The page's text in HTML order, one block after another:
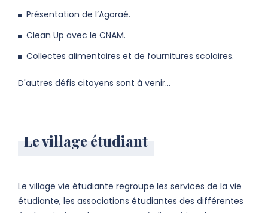
Présentation de l’Agoraé.
Clean Up avec le CNAM.
Collectes alimentaires et de fournitures scolaires.
D'autres défis citoyens sont à venir...
Le village étudiant
Le village vie étudiante regroupe les services de la vie
étudiante, les associations étudiantes des différentes